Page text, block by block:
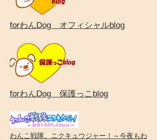
forわんDog オフィシャルblog
forわんDog 保護っこblog
わんこ戦隊。ニクキュウジャー！～今夜もわ